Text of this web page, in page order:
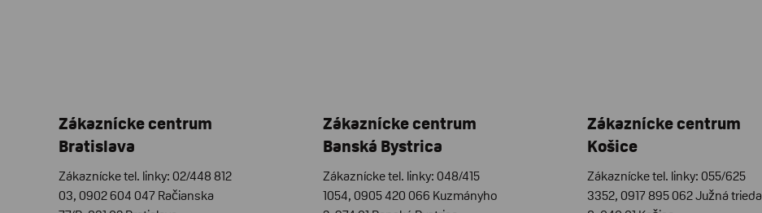
Zákaznícke centrum
Bratislava
Zákaznícke tel. linky: 02/448 812
03, 0902 604 047 Račianska
Zákaznícke centrum
Banská Bystrica
Zákaznícke tel. linky: 048/415
1054, 0905 420 066 Kuzmányho
Zákaznícke centrum
Košice
Zákaznícke tel. linky: 055/625
3352, 0917 895 062 Južná trieda